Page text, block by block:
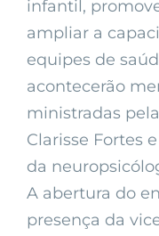
infantil,
ampliar a
equipes de
acontecerão
ministradas
Clarisse Fortes
da
A abertura do
presença da